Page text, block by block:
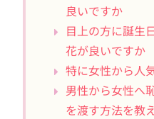
良いですか
目上の方に誕生
花が良いですか
特に女性から人
男性から女性へ
を渡す方法を教